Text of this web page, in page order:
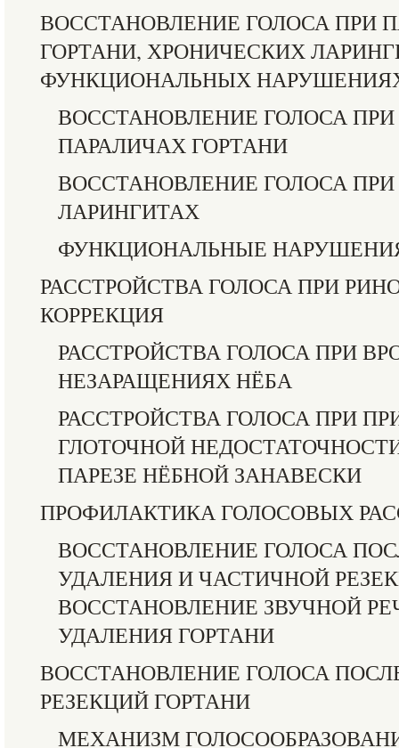
ВОССТАНОВЛЕНИЕ ГОЛОСА ПРИ
ГОРТАНИ, ХРОНИЧЕСКИХ
ФУНКЦИОНАЛЬНЫХ
ВОССТАНОВЛЕНИЕ ГОЛОСА
ПАРАЛИЧАХ ГОРТАНИ
ВОССТАНОВЛЕНИЕ ГОЛОСА
ЛАРИНГИТАХ
ФУНКЦИОНАЛЬНЫЕ
РАССТРОЙСТВА ГОЛОСА ПРИ
КОРРЕКЦИЯ
РАССТРОЙСТВА ГОЛОСА ПРИ
НЕЗАРАЩЕНИЯХ НЁБА
РАССТРОЙСТВА ГОЛОСА ПРИ
ГЛОТОЧНОЙ
ПАРЕЗЕ НЁБНОЙ ЗАНАВЕСКИ
ПРОФИЛАКТИКА ГОЛОСОВЫХ
ВОССТАНОВЛЕНИЕ ГОЛОСА
УДАЛЕНИЯ И ЧАСТИЧНОЙ
ВОССТАНОВЛЕНИЕ ЗВУЧНОЙ
УДАЛЕНИЯ ГОРТАНИ
ВОССТАНОВЛЕНИЕ ГОЛОСА
РЕЗЕКЦИЙ ГОРТАНИ
МЕХАНИЗМ